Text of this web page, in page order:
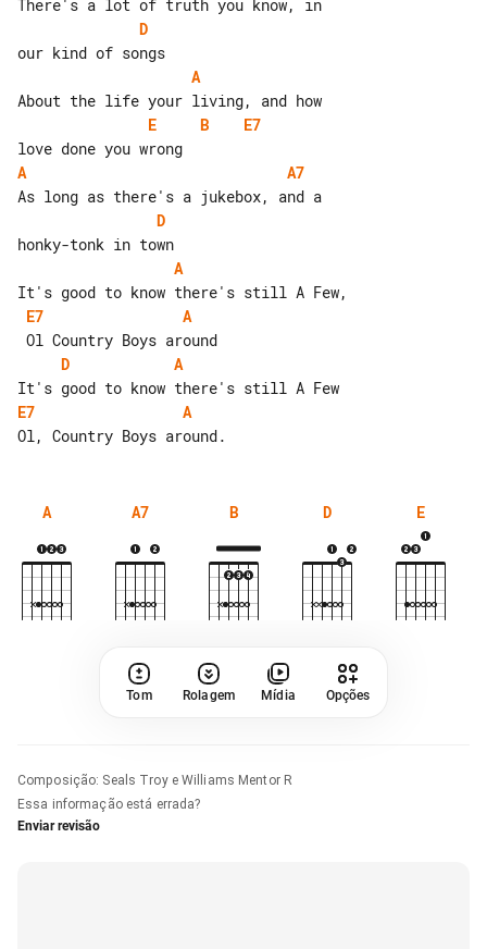
D
A
E
B
E7
A
A7
D
A
E7
A
D
A
E7
A
A A7 B D E
Tom Rolagem Mídia Opções
Composição: Seals Troy e Williams Mentor R
Essa informação está errada?
Enviar revisão